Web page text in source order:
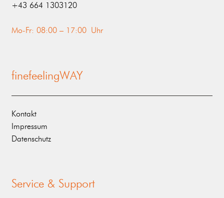
‭+43 664 1303120‬
Mo-Fr: 08:00 – 17:00 Uhr
finefeelingWAY
Kontakt
Impressum
Datenschutz
Service & Support